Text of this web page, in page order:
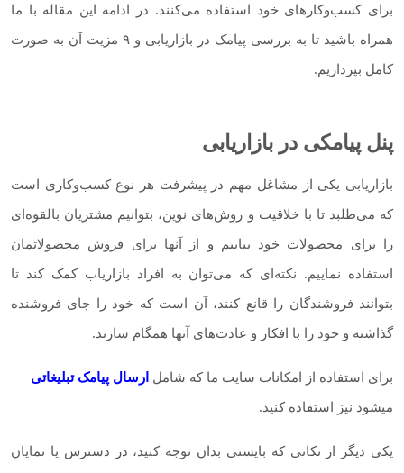
برای کسب‌و‌کارهای خود استفاده می‌کنند. در ادامه این مقاله با ما
همراه باشید تا به بررسی پیامک در بازاریابی و ۹ مزیت آن به صورت
کامل بپردازیم.
پنل پیامکی در بازاریابی
بازاریابی یکی از مشاغل مهم در پیشرفت هر نوع کسب‌و‌کاری است
که می‌طلبد تا با خلاقیت و روش‌های نوین، بتوانیم مشتریان بالقوه‌ای
را برای محصولات خود بیابیم و از آنها برای فروش محصولاتمان
استفاده نماییم. نکته‌ای که می‌توان به افراد بازاریاب کمک کند تا
بتوانند فروشندگان را قانع کنند، آن است که خود را جای فروشنده
گذاشته و خود را با افکار و عادت‌های آنها همگام سازند.
برای استفاده از امکانات سایت ما که شامل ارسال پیامک تبلیغاتی
میشود نیز استفاده کنید.
یکی دیگر از نکاتی که بایستی بدان توجه کنید، در دسترس یا نمایان